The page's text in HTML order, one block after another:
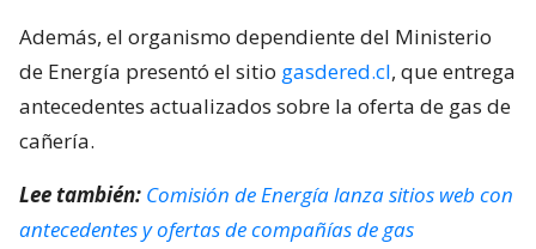
Además, el organismo dependiente del Ministerio
de Energía presentó el sitio gasdered.cl, que entrega
antecedentes actualizados sobre la oferta de gas de
cañería.
Lee también: Comisión de Energía lanza sitios web con
antecedentes y ofertas de compañías de gas